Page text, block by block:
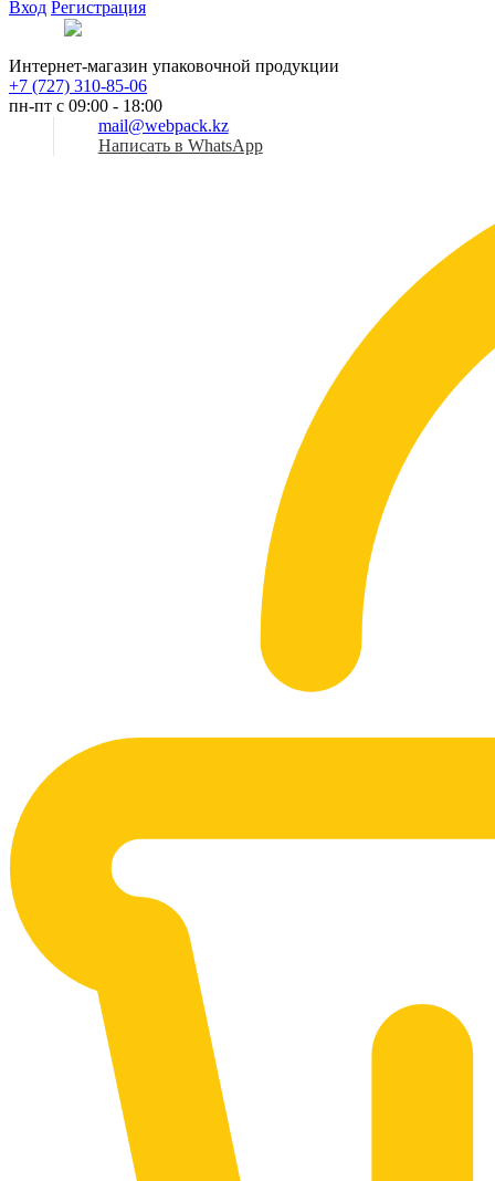
Вход Регистрация
Интернет-магазин упаковочной продукции
+7 (727) 310-85-06
пн-пт с 09:00 - 18:00
mail@webpack.kz
Написать в WhatsApp